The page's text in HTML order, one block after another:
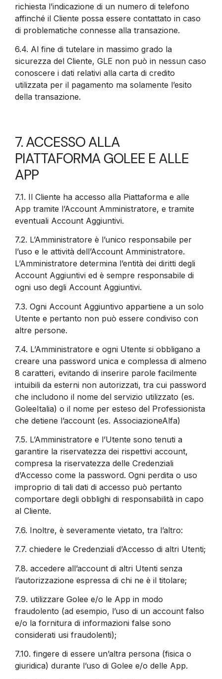
richiesta l’indicazione di un numero di telefono
affinché il Cliente possa essere contattato in caso
di problematiche connesse alla transazione.
6.4. Al fine di tutelare in massimo grado la
sicurezza del Cliente, GLE non può in nessun caso
conoscere i dati relativi alla carta di credito
utilizzata per il pagamento ma solamente l’esito
della transazione.
7. ACCESSO ALLA
PIATTAFORMA GOLEE E ALLE
APP
7.1. Il Cliente ha accesso alla Piattaforma e alle
App tramite l’Account Amministratore, e tramite
eventuali Account Aggiuntivi.
7.2. L’Amministratore è l’unico responsabile per
l’uso e le attività dell’Account Amministratore.
L’Amministratore determina l’entità dei diritti degli
Account Aggiuntivi ed è sempre responsabile di
ogni uso degli Account Aggiuntivi.
7.3. Ogni Account Aggiuntivo appartiene a un solo
Utente e pertanto non può essere condiviso con
altre persone.
7.4. L’Amministratore e ogni Utente si obbligano a
creare una password unica e complessa di almeno
8 caratteri, evitando di inserire parole facilmente
intuibili da esterni non autorizzati, tra cui password
che includono il nome del servizio utilizzato (es.
GoleeItalia) o il nome per esteso del Professionista
che detiene l’account (es. AssociazioneAlfa)
7.5. L’Amministratore e l’Utente sono tenuti a
garantire la riservatezza dei rispettivi account,
compresa la riservatezza delle Credenziali
d’Accesso come la password. Ogni perdita o uso
improprio di tali dati di accesso può pertanto
comportare degli obblighi di responsabilità in capo
al Cliente.
7.6. Inoltre, è severamente vietato, tra l’altro:
7.7. chiedere le Credenziali d’Accesso di altri Utenti;
7.8. accedere all’account di altri Utenti senza
l’autorizzazione espressa di chi ne è il titolare;
7.9. utilizzare Golee e/o le App in modo
fraudolento (ad esempio, l’uso di un account falso
e/o la fornitura di informazioni false sono
considerati usi fraudolenti);
7.10. fingere di essere un’altra persona (fisica o
giuridica) durante l’uso di Golee e/o delle App.